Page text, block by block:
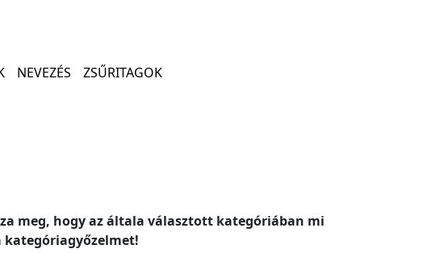
NEVEZÉS ZSŰRITAGOK
meg, hogy az általa választott kategóriában mi
kategóriagyőzelmet!